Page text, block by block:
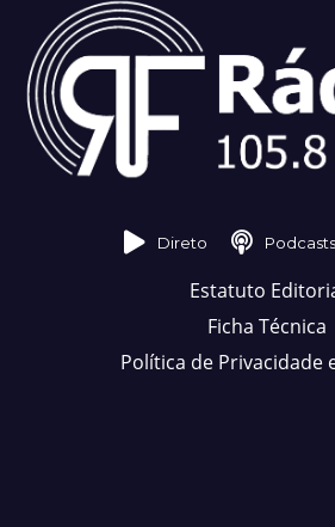
Direto Podcasts
Estatuto
Ficha Técnica
Política de Privacidade